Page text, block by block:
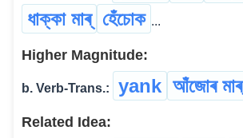
ধাক্কা মাৰ্ হেঁচোক ...
Higher Magnitude:
b. Verb-Trans.: yank আঁজোৰ মাৰ্
Related Idea: